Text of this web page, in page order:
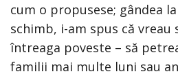
cum o propusese; gândea
schimb, i-am spus că vreau
întreaga poveste – să
familii mai multe luni sau